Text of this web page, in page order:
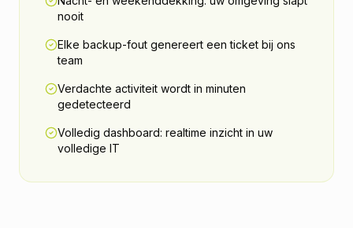
nooit
Elke backup-fout genereert een ticket bij ons
team
Verdachte activiteit wordt in minuten
gedetecteerd
Volledig dashboard: realtime inzicht in uw
volledige IT